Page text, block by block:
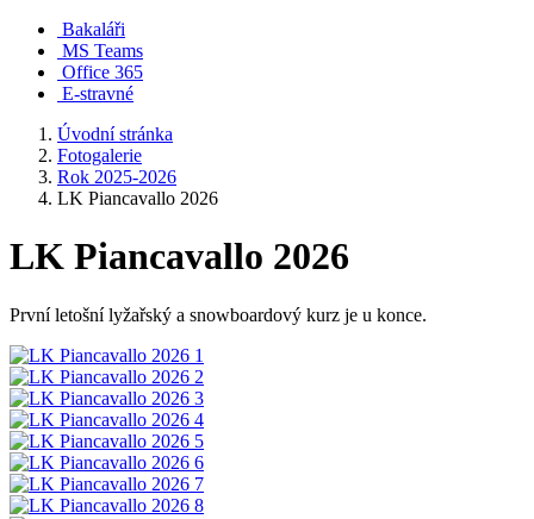
Bakaláři
MS Teams
Office 365
E-stravné
Úvodní stránka
Fotogalerie
Rok 2025-2026
LK Piancavallo 2026
LK Piancavallo 2026
První letošní lyžařský a snowboardový kurz je u konce.